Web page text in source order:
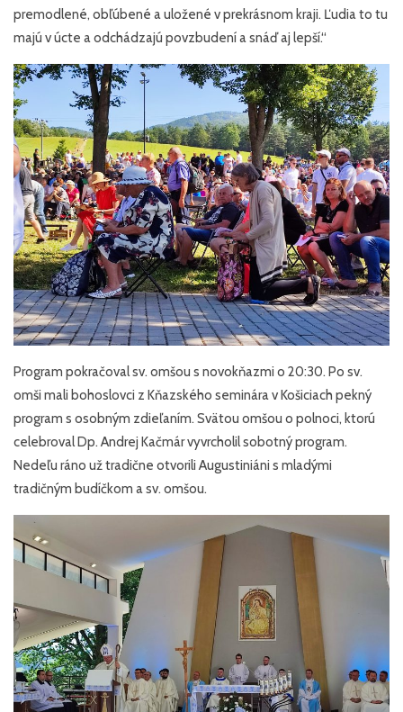
premodlené, obľúbené a uložené v prekrásnom kraji. Ľudia to tu
majú v úcte a odchádzajú povzbudení a snáď aj lepší.“
Program pokračoval sv. omšou s novokňazmi o 20:30. Po sv.
omši mali bohoslovci z Kňazského seminára v Košiciach pekný
program s osobným zdieľaním. Svätou omšou o polnoci, ktorú
celebroval Dp. Andrej Kačmár vyvrcholil sobotný program.
Nedeľu ráno už tradične otvorili Augustiniáni s mladými
tradičným budíčkom a sv. omšou.